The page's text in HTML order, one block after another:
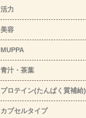
活力
美容
MUPPA
青汁・茶葉
プロテイン(たんぱく質補給)
カプセルタイプ